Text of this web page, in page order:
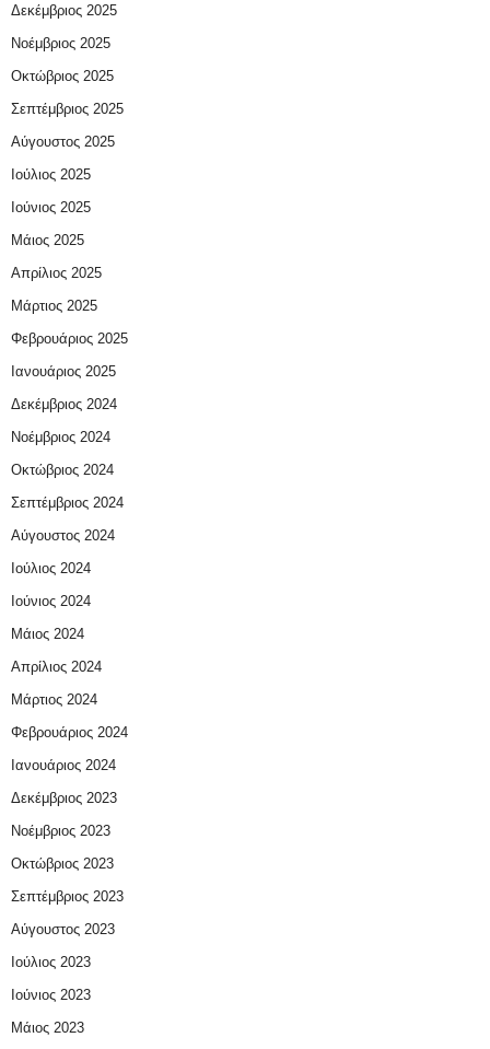
Δεκέμβριος 2025
Νοέμβριος 2025
Οκτώβριος 2025
Σεπτέμβριος 2025
Αύγουστος 2025
Ιούλιος 2025
Ιούνιος 2025
Μάιος 2025
Απρίλιος 2025
Μάρτιος 2025
Φεβρουάριος 2025
Ιανουάριος 2025
Δεκέμβριος 2024
Νοέμβριος 2024
Οκτώβριος 2024
Σεπτέμβριος 2024
Αύγουστος 2024
Ιούλιος 2024
Ιούνιος 2024
Μάιος 2024
Απρίλιος 2024
Μάρτιος 2024
Φεβρουάριος 2024
Ιανουάριος 2024
Δεκέμβριος 2023
Νοέμβριος 2023
Οκτώβριος 2023
Σεπτέμβριος 2023
Αύγουστος 2023
Ιούλιος 2023
Ιούνιος 2023
Μάιος 2023